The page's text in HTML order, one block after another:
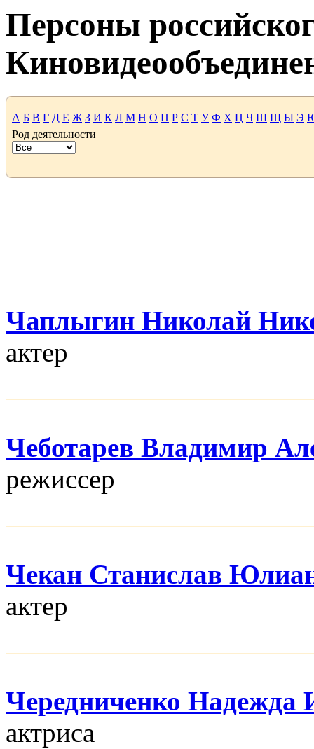
Персоны
А Б В Г Д Е Ж З И К Л М Н О П Р С Т У Ф Х Ц Ч Ш Щ Ы Э
Род деятельности
Чаплыгин Николай
актер
Чеботарев Владимир
режисcер
Чекан Станислав
актер
Чередниченко Надежда
актриса